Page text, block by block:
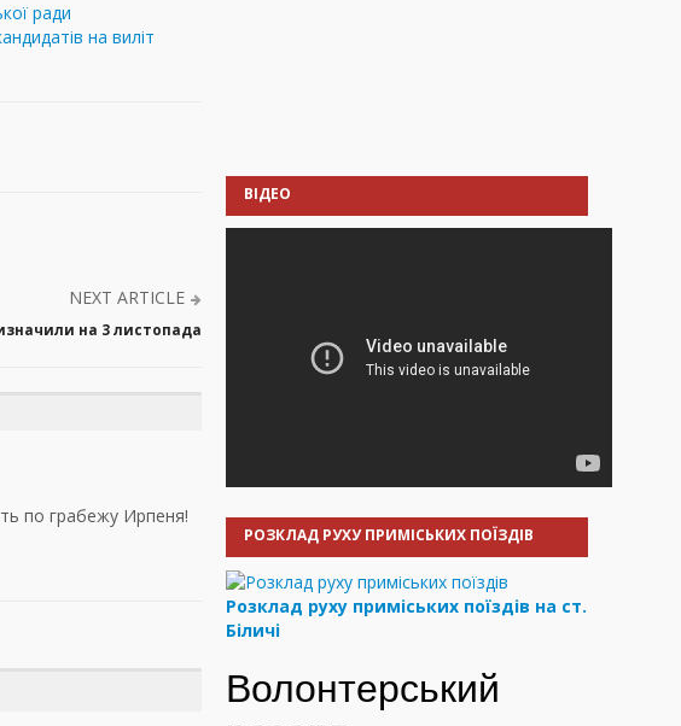
ради
на виліт
NEXT ARTICLE
на 3 листопада
по грабежу Ирпеня!
ВІДЕО
РОЗКЛАД РУХУ ПРИМІСЬКИХ ПОЇЗДІВ
Розклад руху приміських поїздів на ст.
Біличі